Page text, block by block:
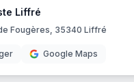
Liffré
Fougères, 35340 Liffré
Google Maps